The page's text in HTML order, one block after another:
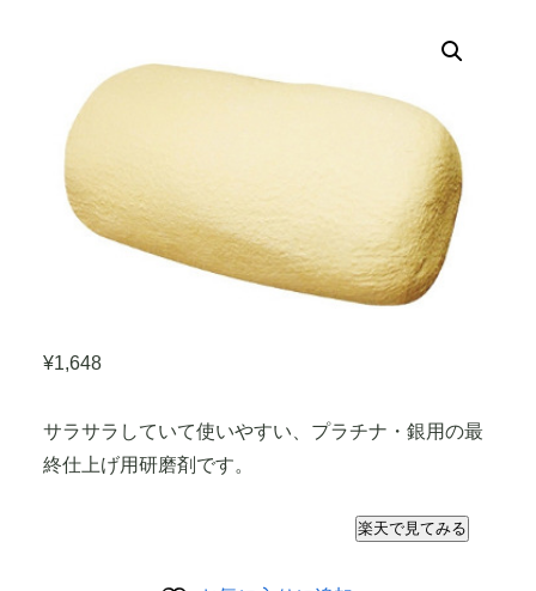
¥1,648
サラサラしていて使いやすい、プラチナ・銀用の最
終仕上げ用研磨剤です。
楽天で見てみる